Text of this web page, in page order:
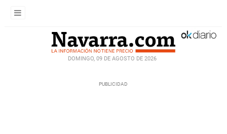
DOMINGO, 09 DE AGOSTO DE 2026